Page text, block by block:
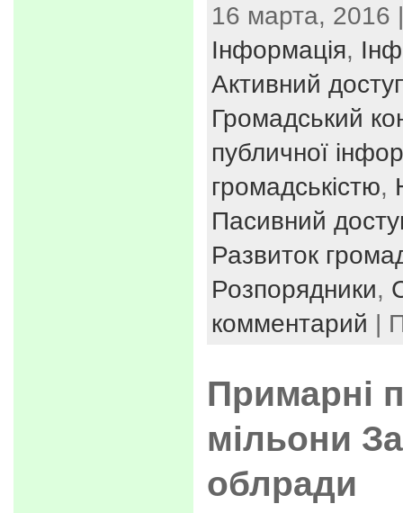
16 марта, 2016
Інформація,
Активний
Громадський
публичної
громадськістю,
Пасивний
Развиток
Розпорядники,
комментарий |
Примарні
мільони
облради